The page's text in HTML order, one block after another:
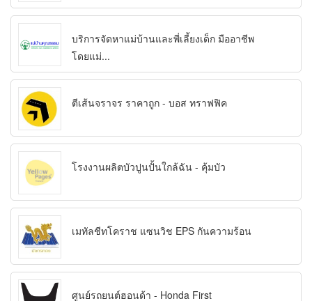
บริการจัดหาแม่บ้านและพี่เลี้ยงเด็ก มืออาชีพ
โดยแม่...
ตีเส้นจราจร ราคาถูก - บอส ทราฟฟิค
โรงงานผลิตบัวปูนปั้นใกล้ฉัน - คุ้มบัว
เมทัลชีทโคราช แซนวิช EPS กันความร้อน
ศูนย์รถยนต์ฮอนด้า - Honda First